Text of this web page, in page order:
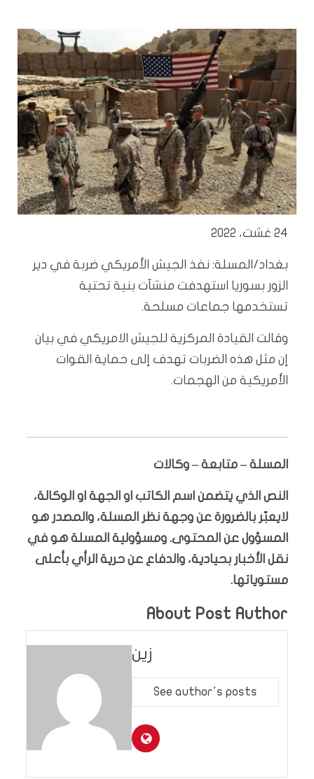
24 غشت، 2022
بغداد/المسلة: نفذ الجيش الأمريكي ضربة في دير
الزور بسوريا استهدفت منشآت بنية تحتية
تستخدمها جماعات مسلحة.
وقالت القيادة المركزية للجيش الامريكي في بيان
إن مثل هذه الضربات تهدف إلى حماية القوات
الأمريكية من الهجمات.
المسلة – متابعة – وكالات
النص الذي يتضمن اسم الكاتب او الجهة او الوكالة،
لايعبّر بالضرورة عن وجهة نظر المسلة، والمصدر هو
المسؤول عن المحتوى. ومسؤولية المسلة هو في
نقل الأخبار بحيادية، والدفاع عن حرية الرأي بأعلى
مستوياتها.
About Post Author
زين
See author's posts